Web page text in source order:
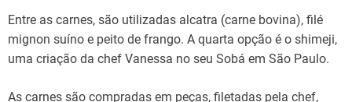
Entre as carnes, são utilizadas alcatra (carne bovina), filé
mignon suíno e peito de frango. A quarta opção é o shimeji,
uma criação da chef Vanessa no seu Sobá em São Paulo.
As carnes são compradas em peças, filetadas pela chef,